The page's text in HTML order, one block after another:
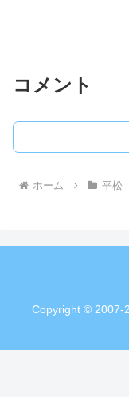
コメント
ホーム 平松
Copyright © 2007-